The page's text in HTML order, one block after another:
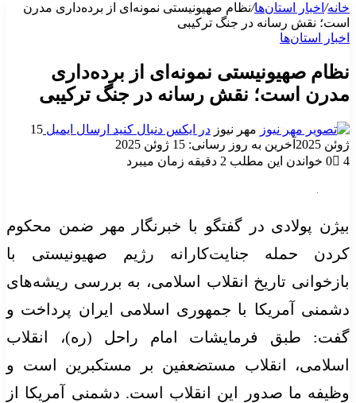
خانه/ اخبار استان‌ها/نظام صهیونیستی نمونه‌ای از برده‌داری مدرن
است؛ نقش رسانه در جنگ ترکیبی
اخبار استان‌ها
نظام صهیونیستی نمونه‌ای از برده‌داری
مدرن است؛ نقش رسانه در جنگ ترکیبی
مهر نیوز در ایکس دنبال کنید ارسال ایمیل 15
ژوئن 2025
آخرین به روز رسانی: 15 ژوئن 2025
0
4 خواندن این مطلب 2 دقیقه زمان میبرد
بیژن پولادی در گفتگو با خبرنگار مهر ضمن محکوم
کردن حمله جنایت‌کارانه رژیم صهیونیستی با
بازخوانی تاریخ انقلاب اسلامی، به بررسی ریشه‌های
دشمنی آمریکا با جمهوری اسلامی ایران پرداخت و
گفت: طبق فرمایشات امام راحل (ره)، انقلاب
اسلامی، انقلاب مستضعفین بر مستکبرین است و
وظیفه ما صدور این انقلاب است. دشمنی آمریکا از